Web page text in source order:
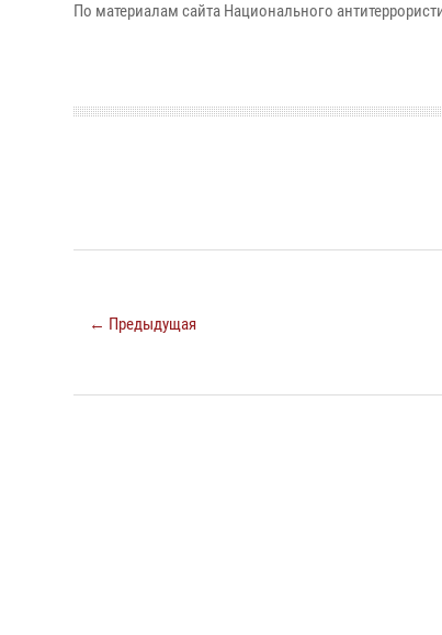
По материалам сайта Национального
← Предыдущая